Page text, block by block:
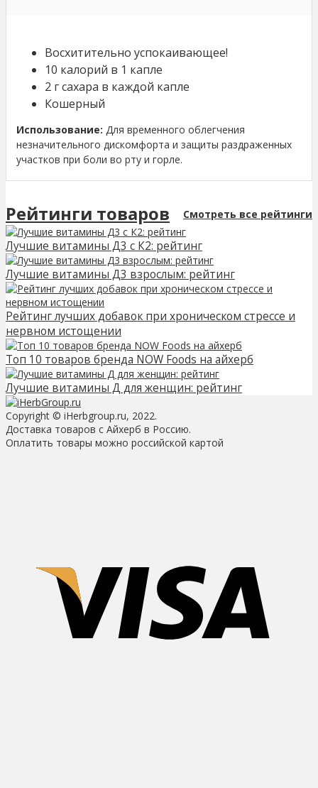
Восхитительно успокаивающее!
10 калорий в 1 капле
2 г сахара в каждой капле
Кошерный
Использование: Для временного облегчения
незначительного дискомфорта и защиты раздраженных
участков при боли во рту и горле.
Рейтинги товаров Смотреть все рейтинги
Лучшие витамины Д3 с К2: рейтинг
Лучшие витамины Д3 взрослым: рейтинг
Рейтинг лучших добавок при хроническом стрессе и
нервном истощении
Топ 10 товаров бренда NOW Foods на айхерб
Лучшие витамины Д для женщин: рейтинг
Copyright © iHerbgroup.ru, 2022.
Доставка товаров с Айхерб в Россию.
Оплатить товары можно российской картой